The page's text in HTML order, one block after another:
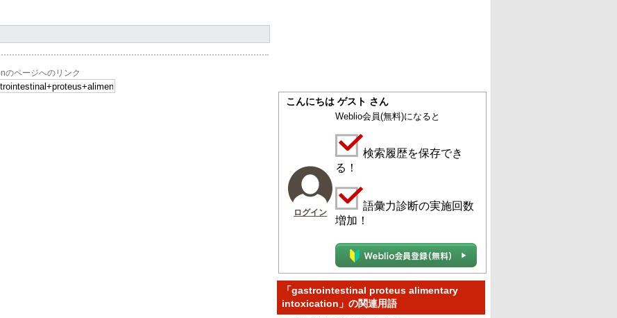
のページへのリンク
こんにちは ゲスト さん
ログイン
Weblio会員(無料)になると
検索履歴を保存でき
る！
語彙力診断の実施回数
増加！
「gastrointestinal proteus alimentary
intoxication」の関連用語